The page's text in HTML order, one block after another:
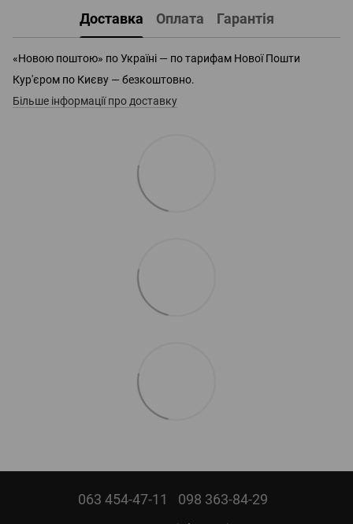
Доставка Оплата Гарантія
«Новою поштою» по Україні — по тарифам Нової Пошти
Кур'єром по Києву — безкоштовно.
Більше інформації про доставку
063 454-47-11 098 363-84-29